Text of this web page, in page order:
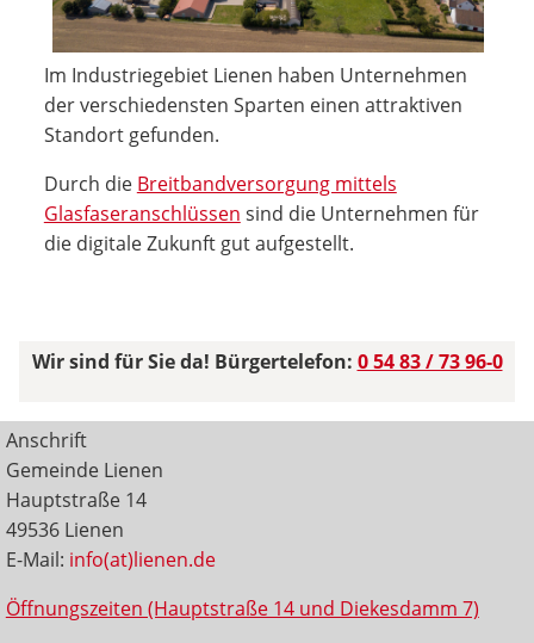
Im Industriegebiet Lienen haben Unternehmen
der verschiedensten Sparten einen attraktiven
Standort gefunden.
Durch die Breitbandversorgung mittels
Glasfaseranschlüssen sind die Unternehmen für
die digitale Zukunft gut aufgestellt.
Wir sind für Sie da! Bürgertelefon: 0 54 83 / 73 96-0
Anschrift
Gemeinde Lienen
Hauptstraße 14
49536 Lienen
E-Mail: info(at)lienen.de
Öffnungszeiten (Hauptstraße 14 und Diekesdamm 7)